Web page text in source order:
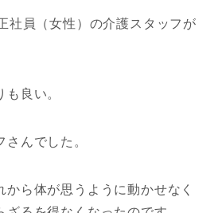
社員（女性）の介護スタッフが
良い。
さんでした。
から体が思うように動かせなく